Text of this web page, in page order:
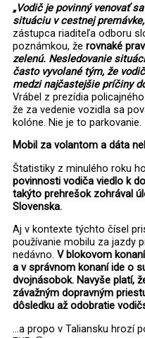
„Vodič je povinný venovať
situáciu v cestnej
zástupca riaditeľa odboru
poznámkou, že rovnaké
zelenú. Nesledovanie
často vyvolané tým, že
medzi najčastejšie príčiny
Vrábel z prezídia
že za vedenie vozidla sa
kolóne. Nie je to parkovanie.
Mobil za volantom a dáta
Štatistiky z minulého roku
povinnosti vodiča viedlo k
takýto prehrešok zohrával
Slovenska.
Aj v kontexte týchto čísel
používanie mobilu za jazdy
nedávno. V blokovom
a v správnom konaní ide o
dvojnásobok. Navyše platí,
závažným dopravným
dôsledku až odobratie
…a propo v Taliansku hrozí